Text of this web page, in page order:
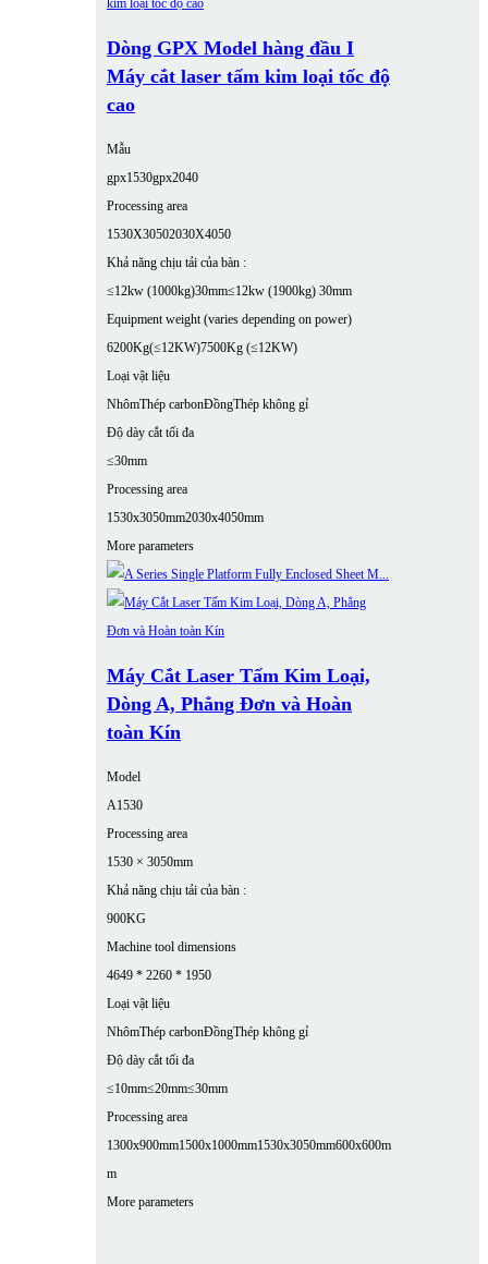
Dòng GPX Model hàng đầu I
Máy cắt laser tấm kim loại tốc độ
cao
Mẫu
gpx1530gpx2040
Processing area
1530X30502030X4050
Khả năng chịu tải của bàn :
≤12kw (1000kg)30mm≤12kw (1900kg) 30mm
Equipment weight (varies depending on power)
6200Kg(≤12KW)7500Kg (≤12KW)
Loại vật liệu
NhômThép carbonĐồngThép không gỉ
Độ dày cắt tối đa
≤30mm
Processing area
1530x3050mm2030x4050mm
More parameters
Máy Cắt Laser Tấm Kim Loại,
Dòng A, Phẳng Đơn và Hoàn
toàn Kín
Model
A1530
Processing area
1530 × 3050mm
Khả năng chịu tải của bàn :
900KG
Machine tool dimensions
4649 * 2260 * 1950
Loại vật liệu
NhômThép carbonĐồngThép không gỉ
Độ dày cắt tối đa
≤10mm≤20mm≤30mm
Processing area
1300x900mm1500x1000mm1530x3050mm600x600m
m
More parameters